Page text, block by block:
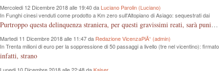
Mercoledi 12 Dicembre 2018 alle 19:40 da Luciano Parolin (Luciano)
In Funghi cinesi venduti come prodotto a Km zero sull'Altopiano di Asiago: sequestrati dai
Forestali 100 Kg da 8 mila euro
Purtroppo questa delinquenza straniera, per questi gravissimi reati, sarà punita "forse" e solo come frode commerciale. La colpa è nostra che compriamo cineserie, senza sapere leggere un marchio o controllare le etichette, loro, quelli dell'est "Europei" ci sguazzano con i nostri prodotti, vanno e vengono dal confine con la roba nostra, ma nessuno controlla...poverini ! Mala tempora currunt.
Martedi 11 Dicembre 2018 alle 11:47 da Redazione VicenzaPiÃ¹ (admin)
In Trenta milioni di euro per la soppressione di 50 passaggi a livello (tre nel vicentino): firmato
protocollo d’intesa tra Regione e Rfi
infatti, strano